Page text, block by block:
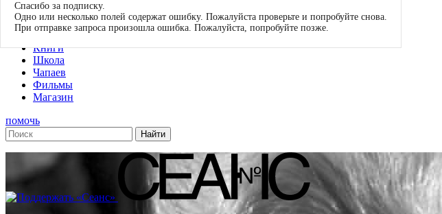
О нас
Журнал
Книги
Школа
Чапаев
Фильмы
Магазин
помочь
Спасибо за подписку.
Одно или несколько полей содержат ошибку. Пожалуйста проверьте и попробуйте снова.
При отправке запроса произошла ошибка. Пожалуйста, попробуйте позже.